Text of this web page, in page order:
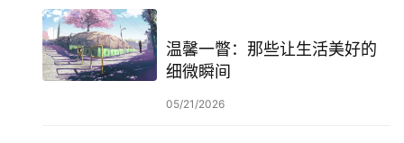
温馨一瞥：那些让生活美好的
细微瞬间
05/21/2026